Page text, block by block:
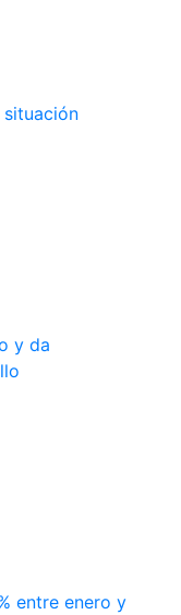
situación
y da
entre enero y